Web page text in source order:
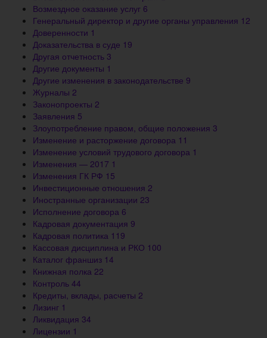
Возмездное оказание услуг 6
Генеральный директор и другие органы управления 12
Доверенности 1
Доказательства в суде 19
Другая отчетность 3
Другие документы 1
Другие изменения в законодательстве 9
Журналы 2
Законопроекты 2
Заявления 5
Злоупотребление правом, общие положения 3
Изменение и расторжение договора 11
Изменение условий трудового договора 1
Изменения — 2017 1
Изменения ГК РФ 15
Инвестиционные отношения 2
Иностранные организации 23
Исполнение договора 6
Кадровая документация 9
Кадровая политика 119
Кассовая дисциплина и РКО 100
Каталог франшиз 14
Книжная полка 22
Контроль 44
Кредиты, вклады, расчеты 2
Лизинг 1
Ликвидация 34
Лицензии 1